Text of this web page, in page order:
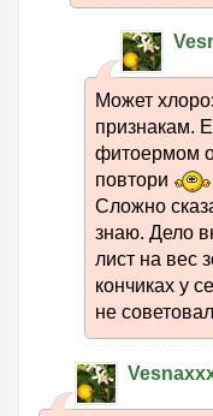
Может
признакам.
фитоермом
повтори
Сложно
знаю. Дело
лист на вес
кончиках у
не